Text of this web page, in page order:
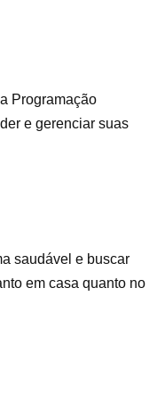
Programação
e gerenciar suas
saudável e buscar
em casa quanto no